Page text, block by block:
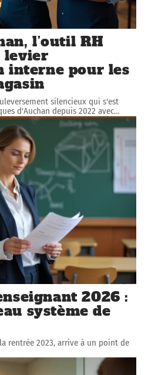
l’outil RH
levier
interne pour les
silencieux qui s'est
d'Auchan depuis 2022 avec…
2026 :
système de
rentrée 2023, arrive à un point de